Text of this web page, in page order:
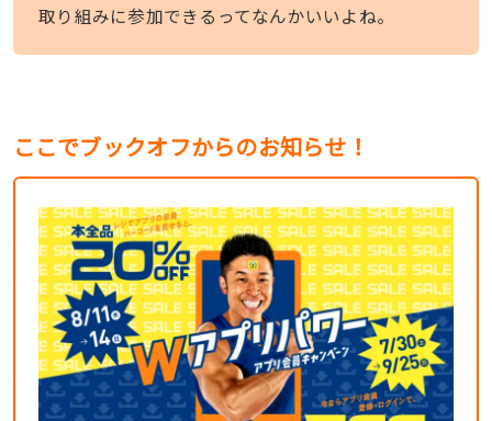
取り組みに参加できるってなんかいいよね。
ここでブックオフからのお知らせ！